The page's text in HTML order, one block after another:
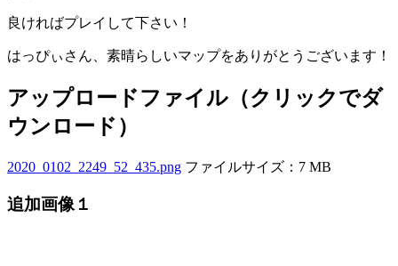
良ければプレイして下さい！
はっぴぃさん、素晴らしいマップをありがとうございます！
アップロードファイル（クリックでダ
ウンロード）
2020_0102_2249_52_435.png ファイルサイズ：7 MB
追加画像１